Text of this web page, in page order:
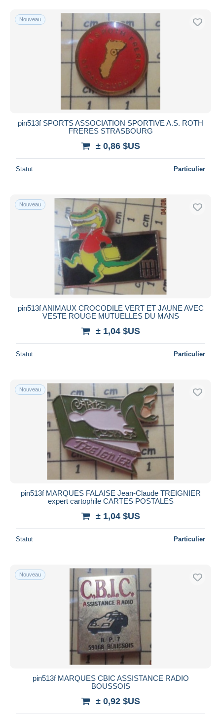
Nouveau
pin513f SPORTS ASSOCIATION SPORTIVE A.S. ROTH
FRERES STRASBOURG
± 0,86 $US
Statut Particulier
Nouveau
pin513f ANIMAUX CROCODILE VERT ET JAUNE AVEC
VESTE ROUGE MUTUELLES DU MANS
± 1,04 $US
Statut Particulier
Nouveau
pin513f MARQUES FALAISE Jean-Claude TREIGNIER
expert cartophile CARTES POSTALES
± 1,04 $US
Statut Particulier
Nouveau
pin513f MARQUES CBIC ASSISTANCE RADIO
BOUSSOIS
± 0,92 $US